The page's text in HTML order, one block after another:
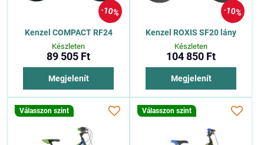
10%
Kenzel COMPACT RF24
Készleten
89 505 Ft
Megjelenít
10%
Kenzel ROXIS SF20 lány
Készleten
104 850 Ft
Megjelenít
Válasszon szint Válasszon szint